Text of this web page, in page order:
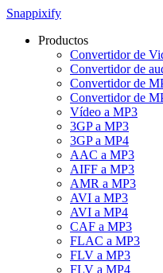
Snappixify
Productos
Convertidor de
Convertidor de
Convertidor de
Convertidor de
Vídeo a MP3
3GP a MP3
3GP a MP4
AAC a MP3
AIFF a MP3
AMR a MP3
AVI a MP3
AVI a MP4
CAF a MP3
FLAC a MP3
FLV a MP3
FLV a MP4